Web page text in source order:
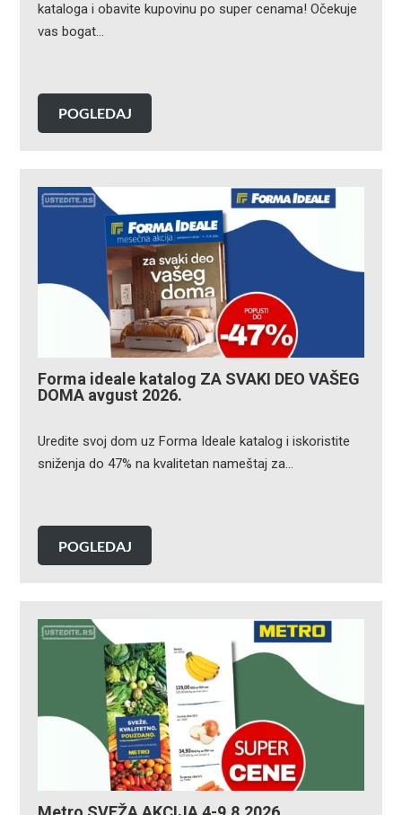
kataloga i obavite kupovinu po super cenama! Očekuje
vas bogat…
POGLEDAJ
Forma ideale katalog ZA SVAKI DEO VAŠEG
DOMA avgust 2026.
Uredite svoj dom uz Forma Ideale katalog i iskoristite
sniženja do 47% na kvalitetan nameštaj za…
POGLEDAJ